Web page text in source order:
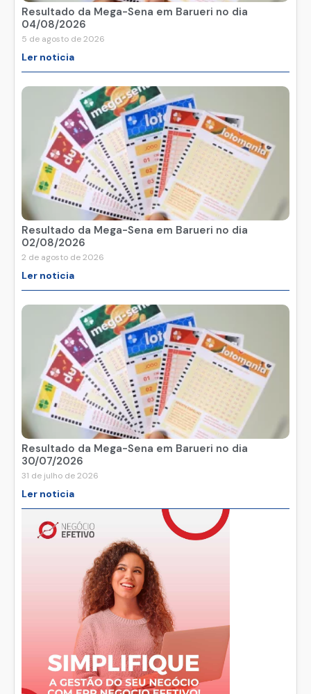
Resultado da Mega-Sena em Barueri no dia
04/08/2026
5 de agosto de 2026
Ler noticia
Resultado da Mega-Sena em Barueri no dia
02/08/2026
2 de agosto de 2026
Ler noticia
Resultado da Mega-Sena em Barueri no dia
30/07/2026
31 de julho de 2026
Ler noticia